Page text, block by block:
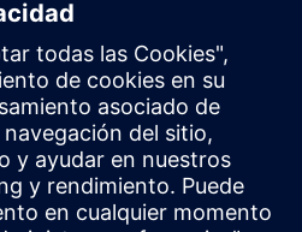
software
de las pruebas de sonido y
facilidad de uso de un
el rendimiento de los